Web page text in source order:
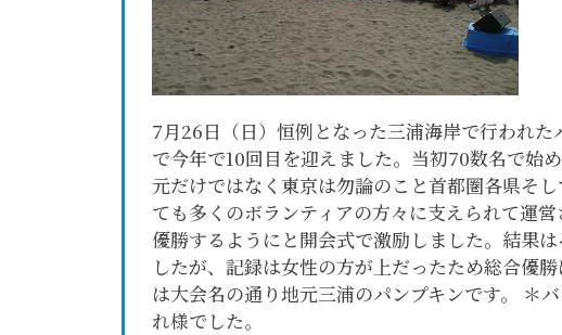
7月26日（日）恒例となった三浦海岸で行われ
で今年で10回目を迎えました。当初70数名で始
元だけではなく東京は勿論のこと首都圏各県そ
ても多くのボランティアの方々に支えられて運
優勝するようにと開会式で激励しました。結果
したが、記録は女性の方が上だったため総合優
は大会名の通り地元三浦のパンプキンです。
れ様でした。